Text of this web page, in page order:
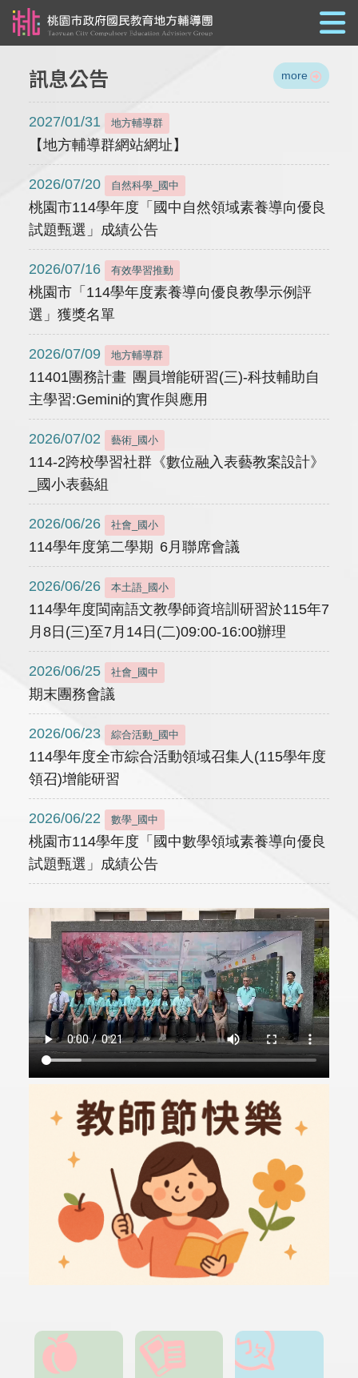
訊息公告 more
2027/01/31 地方輔導群
【地方輔導群網站網址】
2026/07/20 自然科學_國中
桃園市114學年度「國中自然領域素養導向優良
試題甄選」成績公告
2026/07/16 有效學習推動
桃園市「114學年度素養導向優良教學示例評
選」獲獎名單
2026/07/09 地方輔導群
11401團務計畫 團員增能研習(三)-科技輔助自
主學習:Gemini的實作與應用
2026/07/02 藝術_國小
114-2跨校學習社群《數位融入表藝教案設計》
_國小表藝組
2026/06/26 社會_國小
114學年度第二學期 6月聯席會議
2026/06/26 本土語_國小
114學年度閩南語文教學師資培訓研習於115年7
月8日(三)至7月14日(二)09:00-16:00辦理
2026/06/25 社會_國中
期末團務會議
2026/06/23 綜合活動_國中
114學年度全市綜合活動領域召集人(115學年度
領召)增能研習
2026/06/22 數學_國中
桃園市114學年度「國中數學領域素養導向優良
試題甄選」成績公告